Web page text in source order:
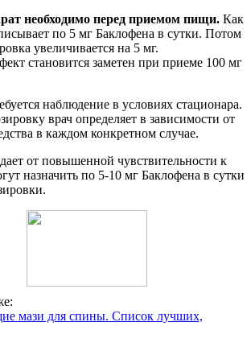
необходимо перед приемом пищи. Как
по 5 мг Баклофена в сутки. Потом
увеличивается на 5 мг.
становится заметен при приеме 100 мг
наблюдение в условиях стационара.
врач определяет в зависимости от
в каждом конкретном случае.
от повышенной чувствительности к
назначить по 5-10 мг Баклофена в сутки
мази для спины. Список лучших,